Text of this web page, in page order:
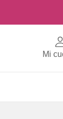
Mi